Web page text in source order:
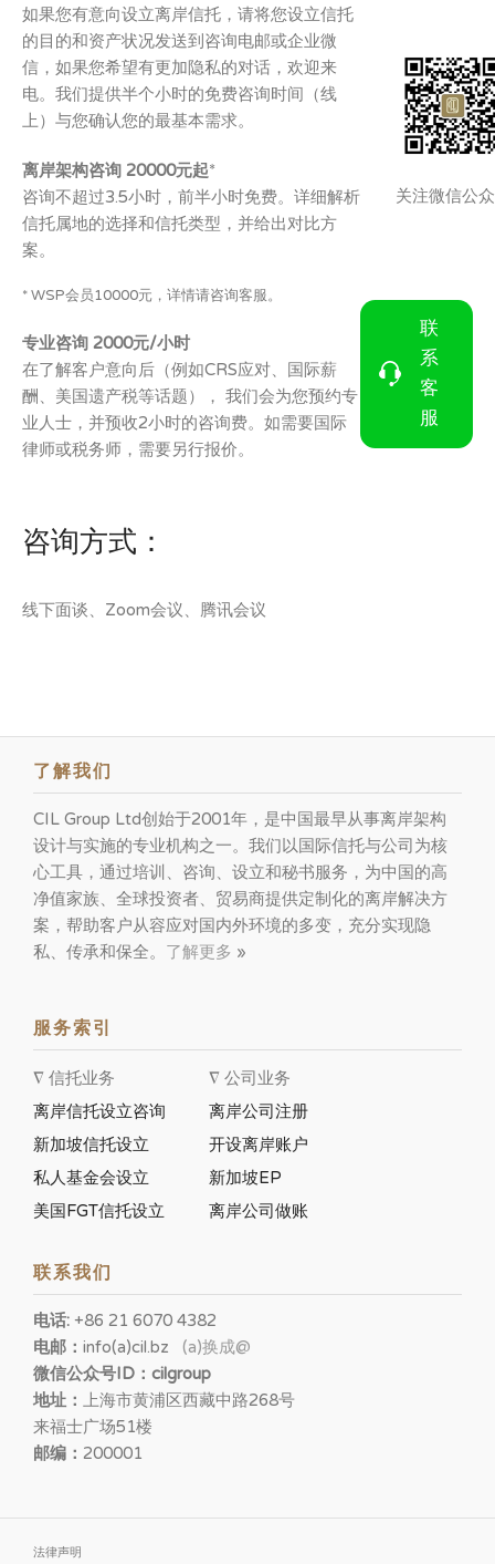
如果您有意向设立离岸信托，请将您设立信托
的目的和资产状况发送到咨询电邮或企业微
信，如果您希望有更加隐私的对话，欢迎来
电。我们提供半个小时的免费咨询时间（线
上）与您确认您的最基本需求。
离岸架构咨询 20000元起*
咨询不超过3.5小时，前半小时免费。详细解析
信托属地的选择和信托类型，并给出对比方
案。
* WSP会员10000元，详情请咨询客服。
专业咨询 2000元/小时
在了解客户意向后（例如CRS应对、国际薪
酬、美国遗产税等话题）， 我们会为您预约专
业人士，并预收2小时的咨询费。如需要国际
律师或税务师，需要另行报价。
咨询方式：
线下面谈、Zoom会议、腾讯会议
关注微信公
联
系
客
服
了解我们
CIL Group Ltd创始于2001年，是中国最早从事离岸架构
设计与实施的专业机构之一。我们以国际信托与公司为核
心工具，通过培训、咨询、设立和秘书服务，为中国的高
净值家族、全球投资者、贸易商提供定制化的离岸解决方
案，帮助客户从容应对国内外环境的多变，充分实现隐
私、传承和保全。 了解更多 »
服务索引
∇ 信托业务
离岸信托设立咨询
新加坡信托设立
私人基金会设立
美国FGT信托设立
∇ 公司业务
离岸公司注册
开设离岸账户
新加坡EP
离岸公司做账
联系我们
电话: +86 21 6070 4382
电邮： info(a)cil.bz (a)换成@
微信公众号ID：cilgroup
地址： 上海市黄浦区西藏中路268号
来福士广场51楼
邮编： 200001
法律声明